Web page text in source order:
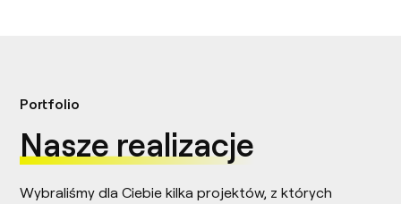
Portfolio
Nasze realizacje
Wybraliśmy dla Ciebie kilka projektów, z których